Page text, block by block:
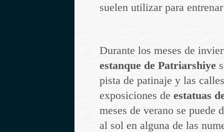
suelen utilizar para
Durante los meses de
estanque de Patriarshiye
pista de patinaje y las
exposiciones de estatuas
meses de verano se puede
al sol en alguna de las